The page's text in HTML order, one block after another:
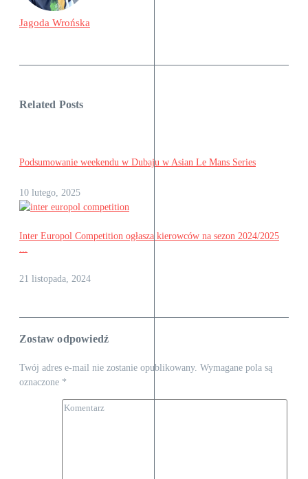
Jagoda Wrońska
Related Posts
Podsumowanie weekendu w Dubaju w Asian Le Mans Series
10 lutego, 2025
Inter Europol Competition ogłasza kierowców na sezon 2024/2025
...
21 listopada, 2024
Zostaw odpowiedź
Twój adres e-mail nie zostanie opublikowany. Wymagane pola są
oznaczone *